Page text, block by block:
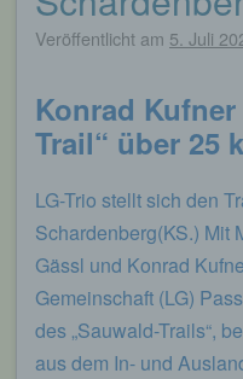
Veröffentlicht am 5. Juli
Konrad
Trail“ über 25
LG-Trio stellt sich den
Schardenberg(KS.) Mit
Gässl und Konrad
Gemeinschaft (LG)
des „Sauwald-Trails“,
aus dem In- und